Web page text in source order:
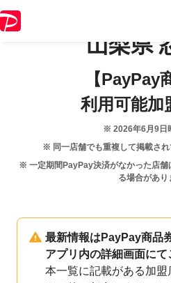
山梨県
【PayPay
利用可能加
※ 2026年6月9日
※ 同一店舗でも重複して掲載され
※ 一定期間PayPay決済がなかった店舗
る場合があり
最新情報はPayPay商品
アプリ内の詳細画面にて
本一覧に記載がある加盟